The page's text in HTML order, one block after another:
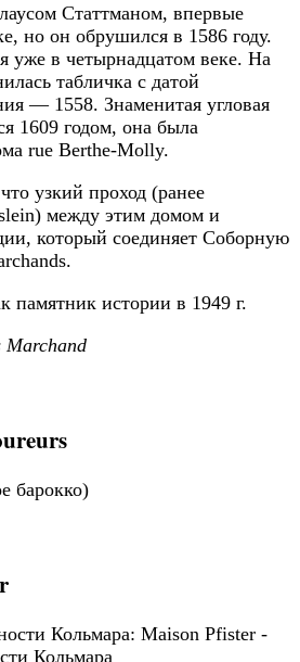
Статтманом, впервые
но он обрушился в 1586 году.
уже в четырнадцатом веке. На
табличка с датой
— 1558. Знаменитая угловая
1609 годом, она была
rue Berthe-Molly.
узкий проход (ранее
между этим домом и
который соединяет Соборную
памятник истории в 1949 г.
Marchand
барокко)